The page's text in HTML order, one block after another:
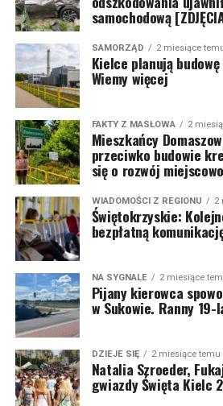
samochodową
SAMORZĄD 2 miesiące
Kielce planują
Wiemy więcej
FAKTY Z MASŁOWA 2
Mieszkańcy
przeciwko budowie
się o rozwój
WIADOMOŚCI Z REGIONU 2
Świętokrzyskie:
bezpłatną
NA SYGNALE 2 miesiące
Pijany kierowca
w Sukowie. Ranny
DZIEJE SIĘ 2 miesiące temu
Natalia Szroeder,
gwiazdy Święta Kielc